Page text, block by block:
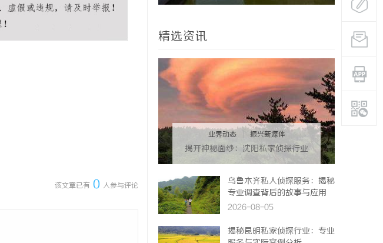
该文章已有 0 人参与评论
精选资讯
业界动态 振兴新媒体
揭开神秘面纱：沈阳私家侦探行业
的现状与发展
乌鲁木齐私人侦探服务：揭秘
专业调查背后的故事与应用
2026-08-05
揭秘昆明私家侦探行业：专业